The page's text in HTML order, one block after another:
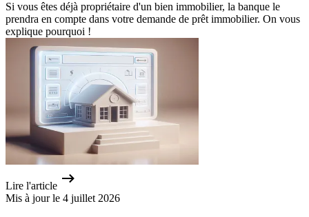
Si vous êtes déjà propriétaire d'un bien immobilier, la banque le
prendra en compte dans votre demande de prêt immobilier. On vous
explique pourquoi !
Lire l'article
Mis à jour le 4 juillet 2026